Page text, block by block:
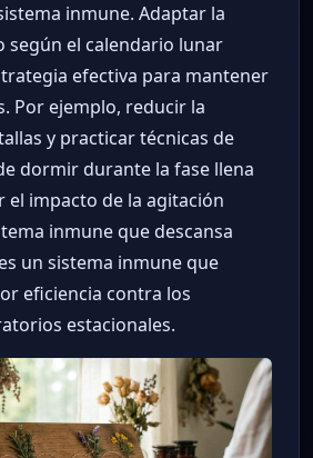
inmune. Adaptar la
según el calendario lunar
efectiva para mantener
Por ejemplo, reducir la
y practicar técnicas de
dormir durante la fase llena
el impacto de la agitación
inmune que descansa
un sistema inmune que
eficiencia contra los
estacionales.